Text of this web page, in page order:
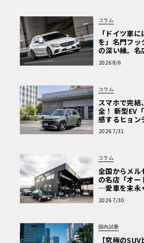
おける最大のハイライトは、新開発の
製空力キットにある。
フロントバンパーの付加物、アンダー
ル、専用サイドスカート、そしてルナ
コラム
「ドイツ車
を」名門フッ
の深い縁。名
心と、Cクラ
な走り〈PR〉
2026 8/6
コラム
スマホで完
全！ 新型EV
感するヒョン
【第1回・ヒ
Why?
2026 7/31
コラム
全国からメル
の名店「オ
─愛車を末永
術と、プロが
を選ぶ理由〈
2026 7/30
国内試乗
【究極の